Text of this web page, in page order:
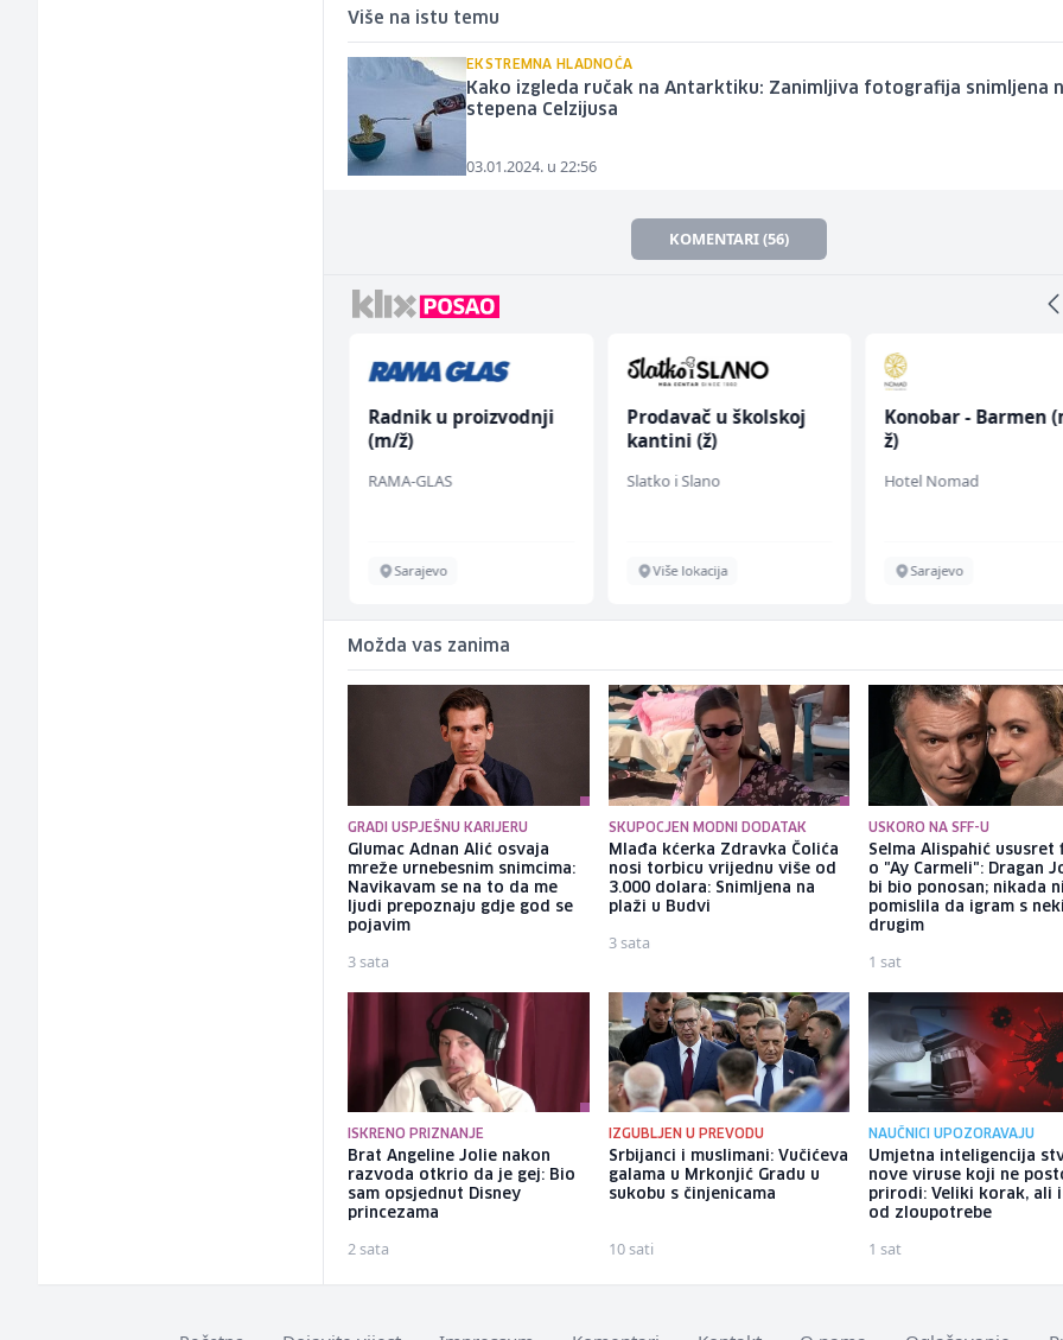
Više na istu temu
EKSTREMNA HLADNOĆA
Kako izgleda ručak na Antarktiku: Zanimljiva fotografija snimljena
stepena Celzijusa
03.01.2024. u 22:56
KOMENTARI (56)
Radnik u proizvodnji
(m/ž)
RAMA-GLAS
Sarajevo
Prodavač u školskoj
kantini (ž)
Slatko i Slano
Više lokacija
Konobar - Barmen
ž)
Hotel Nomad
Sarajevo
Možda vas zanima
GRADI USPJEŠNU KARIJERU
Glumac Adnan Alić osvaja
mreže urnebesnim snimcima:
Navikavam se na to da me
ljudi prepoznaju gdje god se
pojavim
3 sata
SKUPOCJEN MODNI DODATAK
Mlađa kćerka Zdravka Čolića
nosi torbicu vrijednu više od
3.000 dolara: Snimljena na
plaži u Budvi
3 sata
USKORO NA SFF-U
Selma Alispahić ususret
o "Ay Carmeli": Dragan
bi bio ponosan; nikada
pomislila da igram s
drugim
1 sat
ISKRENO PRIZNANJE
Brat Angeline Jolie nakon
razvoda otkrio da je gej: Bio
sam opsjednut Disney
princezama
2 sata
IZGUBLJEN U PREVODU
Srbijanci i muslimani: Vučićeva
galama u Mrkonjić Gradu u
sukobu s činjenicama
10 sati
NAUČNICI UPOZORAVAJU
Umjetna inteligencija
nove viruse koji ne
prirodi: Veliki korak, ali
od zloupotrebe
1 sat